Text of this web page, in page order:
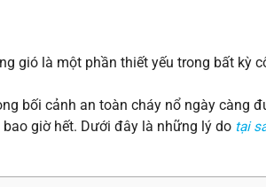
gió là một phần thiết yếu trong bất kỳ
bối cảnh an toàn cháy nổ ngày càng
giờ hết. Dưới đây là những lý do tại